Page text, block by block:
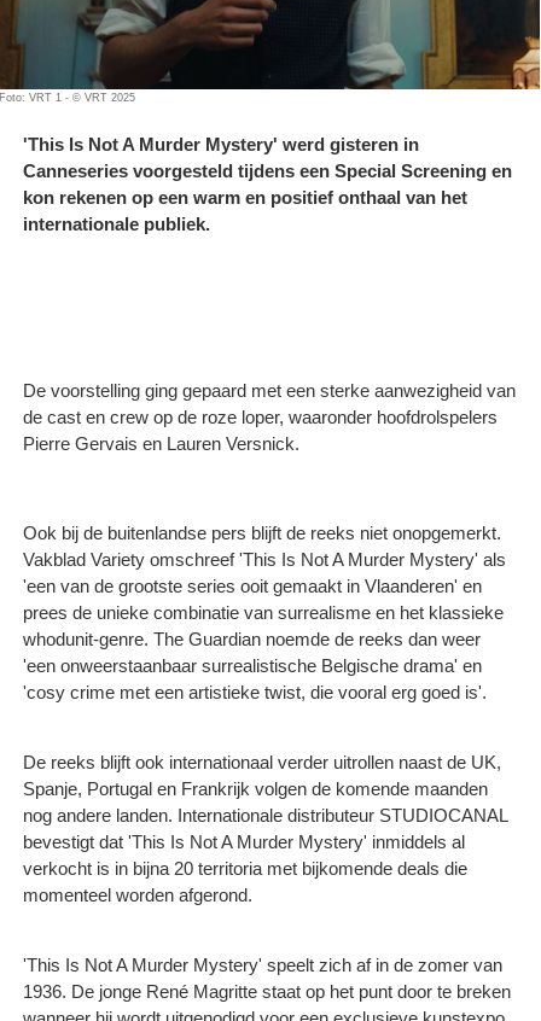
Foto: VRT 1 - © VRT 2025
'This Is Not A Murder Mystery' werd gisteren in
Canneseries voorgesteld tijdens een Special Screening en
kon rekenen op een warm en positief onthaal van het
internationale publiek.
De voorstelling ging gepaard met een sterke aanwezigheid van
de cast en crew op de roze loper, waaronder hoofdrolspelers
Pierre Gervais en Lauren Versnick.
Ook bij de buitenlandse pers blijft de reeks niet onopgemerkt.
Vakblad Variety omschreef 'This Is Not A Murder Mystery' als
'een van de grootste series ooit gemaakt in Vlaanderen' en
prees de unieke combinatie van surrealisme en het klassieke
whodunit-genre. The Guardian noemde de reeks dan weer
'een onweerstaanbaar surrealistische Belgische drama' en
'cosy crime met een artistieke twist, die vooral erg goed is'.
De reeks blijft ook internationaal verder uitrollen naast de UK,
Spanje, Portugal en Frankrijk volgen de komende maanden
nog andere landen. Internationale distributeur STUDIOCANAL
bevestigt dat 'This Is Not A Murder Mystery' inmiddels al
verkocht is in bijna 20 territoria met bijkomende deals die
momenteel worden afgerond.
'This Is Not A Murder Mystery' speelt zich af in de zomer van
1936. De jonge René Magritte staat op het punt door te breken